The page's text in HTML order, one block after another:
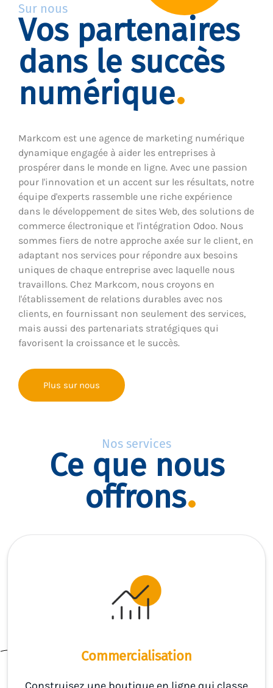
Sur nous
Vos partenaires
dans le succès
numérique
Markcom est une agence de marketing numérique
dynamique engagée à aider les entreprises à
prospérer dans le monde en ligne. Avec une passion
pour l'innovation et un accent sur les résultats, notre
équipe d'experts rassemble une riche expérience
dans le développement de sites Web, des solutions de
commerce électronique et l'intégration Odoo. Nous
sommes fiers de notre approche axée sur le client, en
adaptant nos services pour répondre aux besoins
uniques de chaque entreprise avec laquelle nous
travaillons. Chez Markcom, nous croyons en
l'établissement de relations durables avec nos
clients, en fournissant non seulement des services,
mais aussi des partenariats stratégiques qui
favorisent la croissance et le succès.
Plus sur nous
Nos services
Ce que nous
offrons
Commercialisation
Construisez une boutique en ligne qui classe